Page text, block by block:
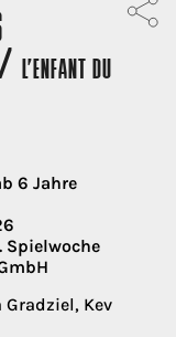
/ L’ENFANT DU
6 Jahre
Spielwoche
Kev